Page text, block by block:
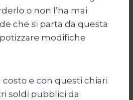
o non l’ha mai
che si parta da questa
modifiche
costo e con questi chiari
soldi pubblici da